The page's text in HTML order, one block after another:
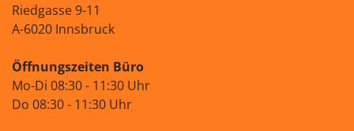
Riedgasse 9-11
A-6020 Innsbruck
Öffnungszeiten Büro
Mo-Di 08:30 - 11:30 Uhr
Do 08:30 - 11:30 Uhr